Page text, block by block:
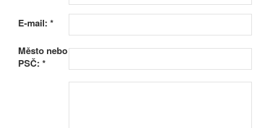
E-mail: *
Město nebo
PSČ: *